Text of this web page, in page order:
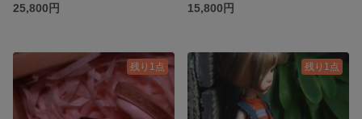
25,800円
15,800円
残り1点 残り1点